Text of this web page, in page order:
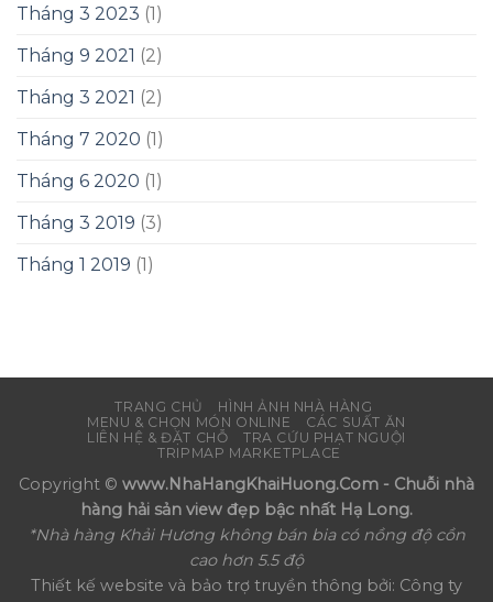
Tháng 3 2023 (1)
Tháng 9 2021 (2)
Tháng 3 2021 (2)
Tháng 7 2020 (1)
Tháng 6 2020 (1)
Tháng 3 2019 (3)
Tháng 1 2019 (1)
TRANG CHỦ
HÌNH ẢNH NHÀ HÀNG
MENU & CHỌN MÓN ONLINE
CÁC SUẤT ĂN
LIÊN HỆ & ĐẶT CHỖ
TRA CỨU PHẠT NGUỘI
TRIPMAP MARKETPLACE
Copyright © www.NhaHangKhaiHuong.Com - Chuỗi nhà
hàng hải sản view đẹp bậc nhất Hạ Long.
*Nhà hàng Khải Hương không bán bia có nồng độ cồn
cao hơn 5.5 độ
Thiết kế website và bảo trợ truyền thông bởi: Công ty